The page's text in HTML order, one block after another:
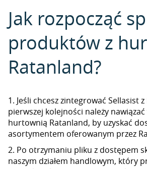
Jak rozpocząć
produktów z
Ratanland?
1. Jeśli chcesz zintegrować Sellasist
pierwszej kolejności należy nawiązać
hurtownią Ratanland, by uzyskać
asortymentem oferowanym przez
2. Po otrzymaniu pliku z dostępem
naszym działem handlowym, który